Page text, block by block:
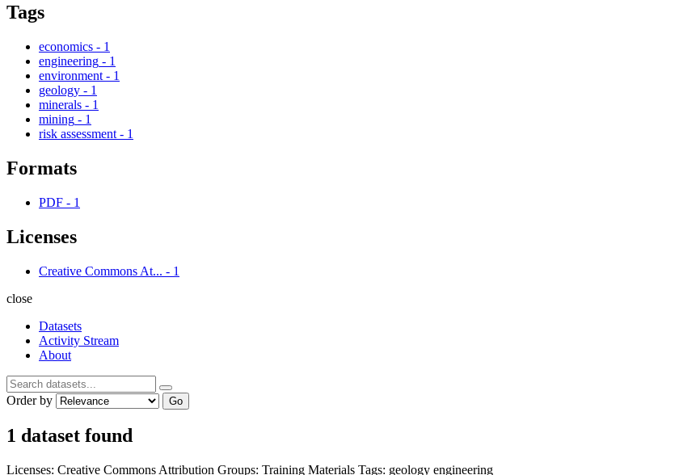
Tags
economics - 1
engineering - 1
environment - 1
geology - 1
minerals - 1
mining - 1
risk assessment - 1
Formats
PDF - 1
Licenses
Creative Commons At... - 1
close
Datasets
Activity Stream
About
Order by Go
1 dataset found
Licenses: Creative Commons Attribution Groups: Training Materials Tags: geology engineering